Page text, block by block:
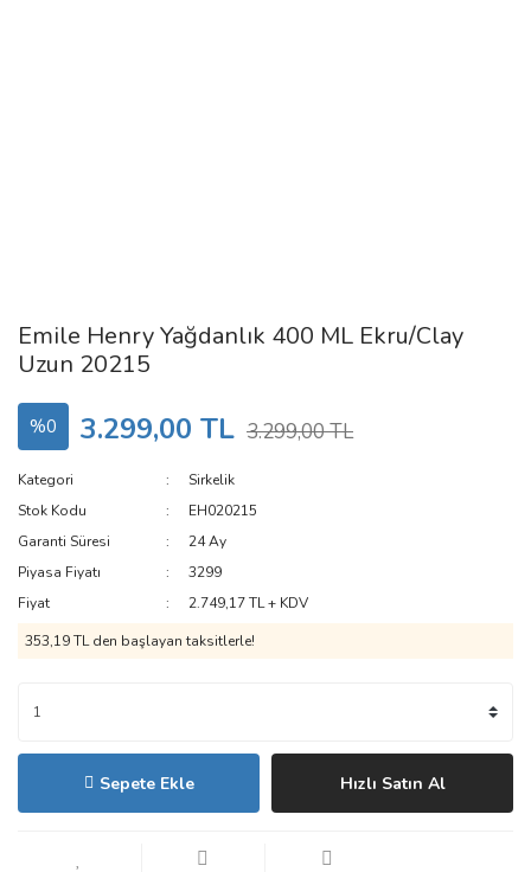
Emile Henry Yağdanlık 400 ML Ekru/Clay
Uzun 20215
%0 3.299,00 TL 3.299,00 TL
Kategori
Sirkelik
Stok Kodu
EH020215
Garanti Süresi
24 Ay
Piyasa Fiyatı
3299
Fiyat
2.749,17 TL + KDV
353,19 TL den başlayan taksitlerle!
Sepete Ekle Hızlı Satın Al